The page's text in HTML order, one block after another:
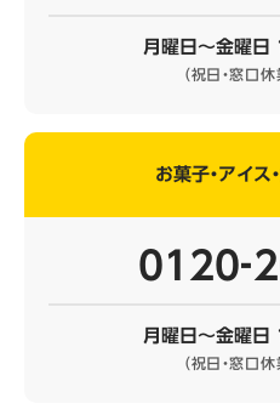
月曜日～金曜
（祝日・窓口
お菓子・アイス
月曜日～金曜
（祝日・窓口